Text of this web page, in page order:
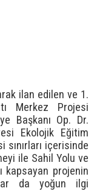
ilan edilen ve 1.
Merkez Projesi
Başkanı Op. Dr.
Ekolojik Eğitim
sınırları içerisinde
ile Sahil Yolu ve
kapsayan projenin
da yoğun ilgi